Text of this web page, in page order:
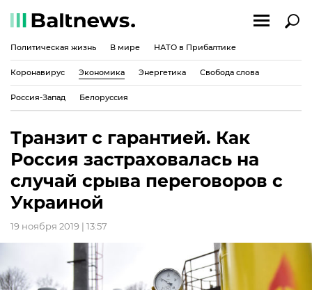
Политическая жизнь В мире НАТО в Прибалтике
Коронавирус Экономика Энергетика Свобода слова
Россия-Запад Белоруссия
Транзит с гарантией. Как
Россия застраховалась на
случай срыва переговоров с
Украиной
19 ноября 2019 | 13:57